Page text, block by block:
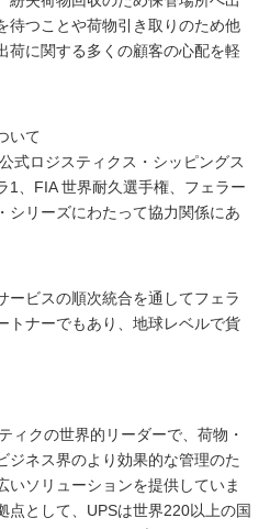
待つことや荷物引き取りのため他
荷に関する多くの顧客の心配を軽
いて
式ロジスティクス・シッピングス
1、FIA 世界耐久選手権、フェラー
シリーズにわたって協力関係にあ
ービスの順次統合を通してフェラ
トナーでもあり、地球レベルで貨
ィクの世界的リーダーで、荷物・
ジネス界のより効果的な管理のた
いソリューションを提供していま
点として、UPSは世界220以上の国